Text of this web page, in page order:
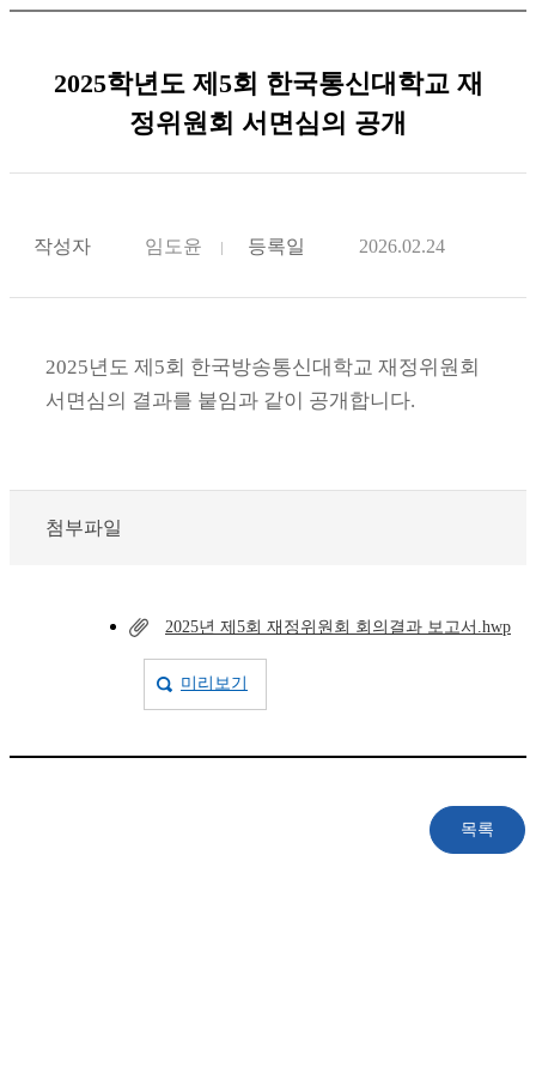
2025학년도 제5회 한국통신대학교 재
정위원회 서면심의 공개
작성자 임도윤 등록일 2026.02.24
2025년도 제5회 한국방송통신대학교 재정위원회
서면심의 결과를 붙임과 같이 공개합니다.
첨부파일
2025년 제5회 재정위원회 회의결과 보고서.hwp
미리보기